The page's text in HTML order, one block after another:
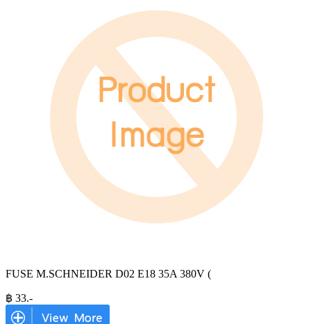
FUSE M.SCHNEIDER D02 E18 35A 380V (
฿ 33.-